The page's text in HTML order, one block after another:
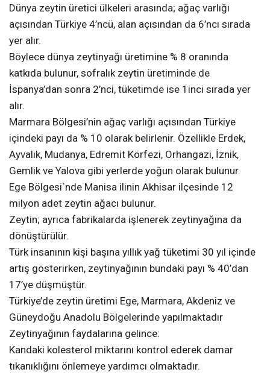
Dünya zeytin üretici ülkeleri arasında; ağaç varlığı
açısından Türkiye 4’ncü, alan açısından da 6’ncı sırada
yer alır.
Böylece dünya zeytinyağı üretimine % 8 oranında
katkıda bulunur, sofralık zeytin üretiminde de
İspanya’dan sonra 2’nci, tüketimde ise 1inci sırada yer
alır.
Marmara Bölgesi’nin ağaç varlığı açısından Türkiye
içindeki payı da % 10 olarak belirlenir. Özellikle Erdek,
Ayvalık, Mudanya, Edremit Körfezi, Orhangazi, İznik,
Gemlik ve Yalova gibi yerlerde yoğun olarak bulunur.
Ege Bölgesi`nde Manisa ilinin Akhisar ilçesinde 12
milyon adet zeytin ağacı bulunur.
Zeytin; ayrıca fabrikalarda işlenerek zeytinyağına da
dönüştürülür.
Türk insanının kişi başına yıllık yağ tüketimi 30 yıl içinde
artış gösterirken, zeytinyağının bundaki payı % 40’dan
17’ye düşmüştür.
Türkiye’de zeytin üretimi Ege, Marmara, Akdeniz ve
Güneydoğu Anadolu Bölgelerinde yapılmaktadır
Zeytinyağının faydalarına gelince:
Kandaki kolesterol miktarını kontrol ederek damar
tıkanıklığını önlemeye yardımcı olmaktadır.